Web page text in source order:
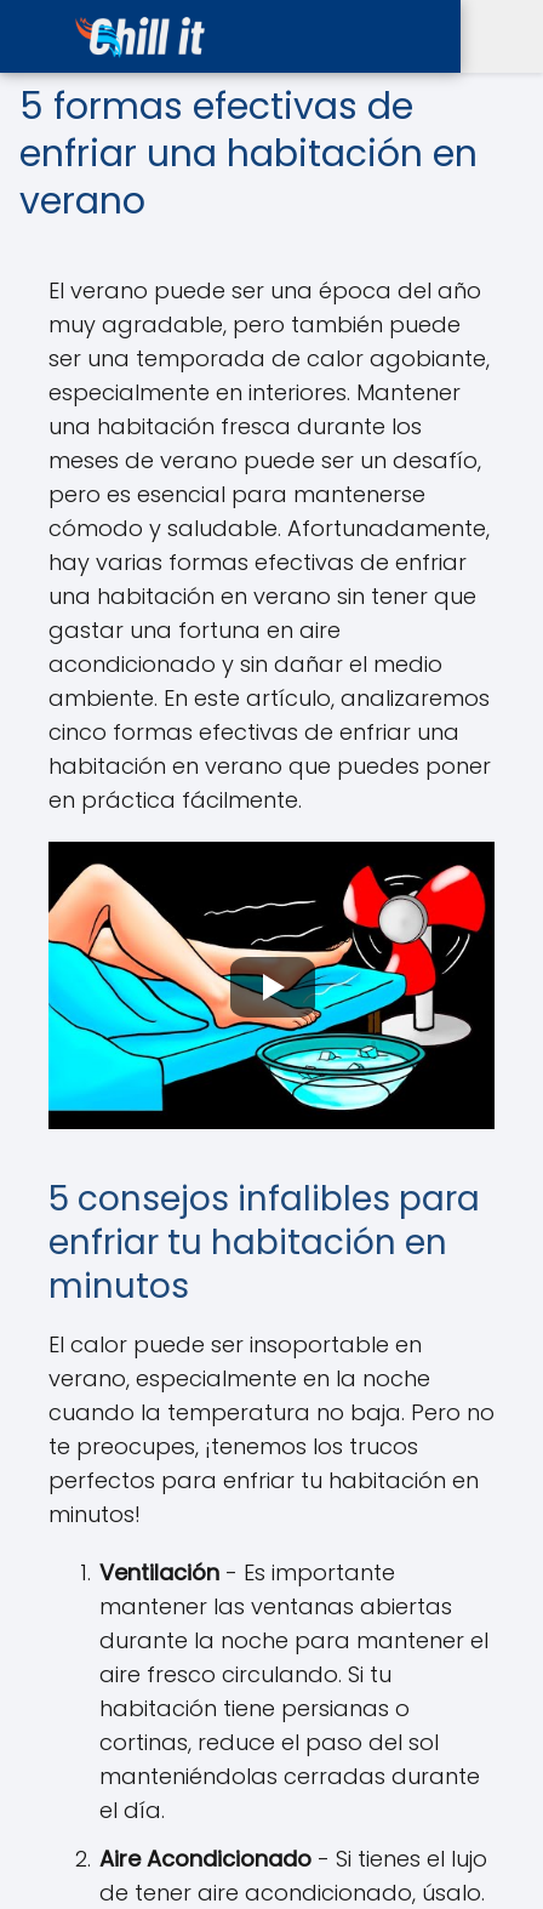
5 formas efectivas de
enfriar una habitación en
verano
El verano puede ser una época del año
muy agradable, pero también puede
ser una temporada de calor agobiante,
especialmente en interiores. Mantener
una habitación fresca durante los
meses de verano puede ser un desafío,
pero es esencial para mantenerse
cómodo y saludable. Afortunadamente,
hay varias formas efectivas de enfriar
una habitación en verano sin tener que
gastar una fortuna en aire
acondicionado y sin dañar el medio
ambiente. En este artículo, analizaremos
cinco formas efectivas de enfriar una
habitación en verano que puedes poner
en práctica fácilmente.
5 consejos infalibles para
enfriar tu habitación en
minutos
El calor puede ser insoportable en
verano, especialmente en la noche
cuando la temperatura no baja. Pero no
te preocupes, ¡tenemos los trucos
perfectos para enfriar tu habitación en
minutos!
Ventilación - Es importante
mantener las ventanas abiertas
durante la noche para mantener el
aire fresco circulando. Si tu
habitación tiene persianas o
cortinas, reduce el paso del sol
manteniéndolas cerradas durante
el día.
Aire Acondicionado - Si tienes el lujo
de tener aire acondicionado, úsalo.